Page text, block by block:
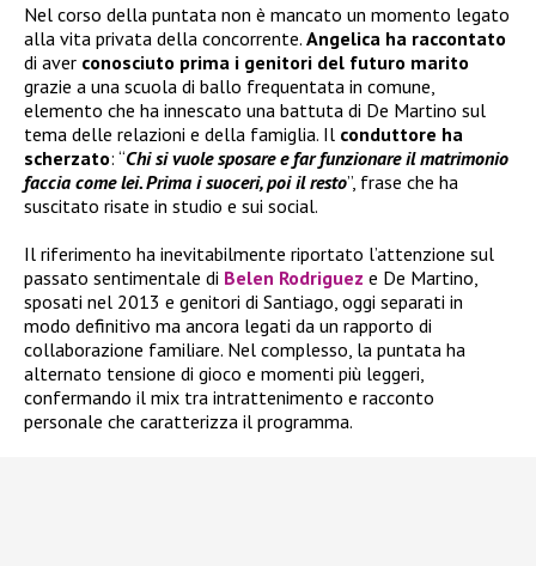
Nel corso della puntata non è mancato un momento legato
alla vita privata della concorrente. Angelica ha raccontato
di aver conosciuto prima i genitori del futuro marito
grazie a una scuola di ballo frequentata in comune,
elemento che ha innescato una battuta di De Martino sul
tema delle relazioni e della famiglia. Il conduttore ha
scherzato: “Chi si vuole sposare e far funzionare il matrimonio
faccia come lei. Prima i suoceri, poi il resto”, frase che ha
suscitato risate in studio e sui social.
Il riferimento ha inevitabilmente riportato l’attenzione sul
passato sentimentale di Belen Rodriguez e De Martino,
sposati nel 2013 e genitori di Santiago, oggi separati in
modo definitivo ma ancora legati da un rapporto di
collaborazione familiare. Nel complesso, la puntata ha
alternato tensione di gioco e momenti più leggeri,
confermando il mix tra intrattenimento e racconto
personale che caratterizza il programma.